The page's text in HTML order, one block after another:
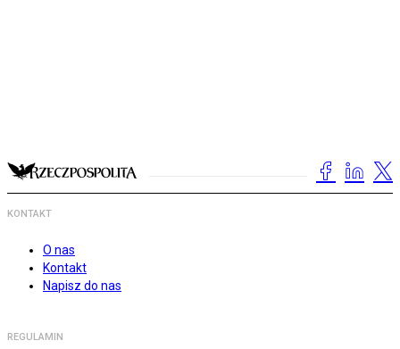
KONTAKT
O nas
Kontakt
Napisz do nas
REGULAMIN